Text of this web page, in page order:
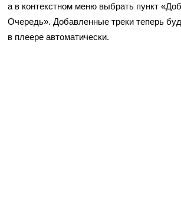
а в контекстном меню выбрать пункт
Очередь». Добавленные треки теперь
в плеере автоматически.